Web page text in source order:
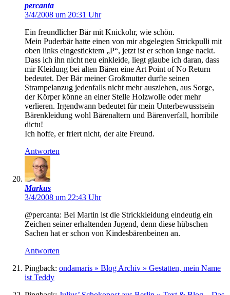
percanta
3/4/2008 um 20:31 Uhr
Ein freundlicher Bär mit Knickohr, wie schön.
Mein Puderbär hatte einen von mir abgelegten Strickpulli mit
oben links eingesticktem „P“, jetzt ist er schon lange nackt.
Dass ich ihn nicht neu einkleide, liegt glaube ich daran, dass
mir Kleidung bei alten Bären eine Art Point of No Return
bedeutet. Der Bär meiner Großmutter durfte seinen
Strampelanzug jedenfalls nicht mehr ausziehen, aus Sorge,
der Körper könne an einer Stelle Holzwolle oder mehr
verlieren. Irgendwann bedeutet für mein Unterbewusstsein
Bärenkleidung wohl Bärenaltern und Bärenverfall, horribile
dictu!
Ich hoffe, er friert nicht, der alte Freund.
Antworten
Markus
3/4/2008 um 22:43 Uhr
@percanta: Bei Martin ist die Strickkleidung eindeutig ein
Zeichen seiner erhaltenden Jugend, denn diese hübschen
Sachen hat er schon von Kindesbärenbeinen an.
Antworten
Pingback: ondamaris » Blog Archiv » Gestatten, mein Name
ist Teddy